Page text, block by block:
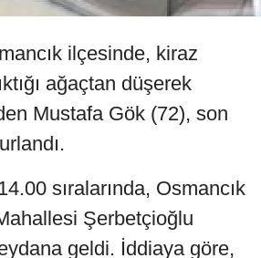
ilçesinde, kiraz
ağaçtan düşerek
Mustafa Gök (72), son
sıralarında, Osmancık
Şerbetçioğlu
geldi. İddiaya göre,